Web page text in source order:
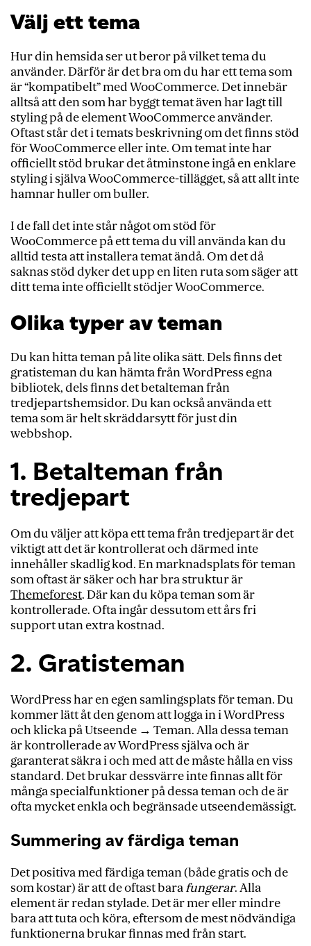
Välj ett tema
Hur din hemsida ser ut beror på vilket tema du
använder. Därför är det bra om du har ett tema som
är “kompatibelt” med WooCommerce. Det innebär
alltså att den som har byggt temat även har lagt till
styling på de element WooCommerce använder.
Oftast står det i temats beskrivning om det finns stöd
för WooCommerce eller inte. Om temat inte har
officiellt stöd brukar det åtminstone ingå en enklare
styling i själva WooCommerce-tillägget, så att allt inte
hamnar huller om buller.
I de fall det inte står något om stöd för
WooCommerce på ett tema du vill använda kan du
alltid testa att installera temat ändå. Om det då
saknas stöd dyker det upp en liten ruta som säger att
ditt tema inte officiellt stödjer WooCommerce.
Olika typer av teman
Du kan hitta teman på lite olika sätt. Dels finns det
gratisteman du kan hämta från WordPress egna
bibliotek, dels finns det betalteman från
tredjepartshemsidor. Du kan också använda ett
tema som är helt skräddarsytt för just din
webbshop.
1. Betalteman från
tredjepart
Om du väljer att köpa ett tema från tredjepart är det
viktigt att det är kontrollerat och därmed inte
innehåller skadlig kod. En marknadsplats för teman
som oftast är säker och har bra struktur är
Themeforest. Där kan du köpa teman som är
kontrollerade. Ofta ingår dessutom ett års fri
support utan extra kostnad.
2. Gratisteman
WordPress har en egen samlingsplats för teman. Du
kommer lätt åt den genom att logga in i WordPress
och klicka på Utseende → Teman. Alla dessa teman
är kontrollerade av WordPress själva och är
garanterat säkra i och med att de måste hålla en viss
standard. Det brukar dessvärre inte finnas allt för
många specialfunktioner på dessa teman och de är
ofta mycket enkla och begränsade utseendemässigt.
Summering av färdiga teman
Det positiva med färdiga teman (både gratis och de
som kostar) är att de oftast barafungerar. Alla
element är redan stylade. Det är mer eller mindre
bara att tuta och köra, eftersom de mest nödvändiga
funktionerna brukar finnas med från start.